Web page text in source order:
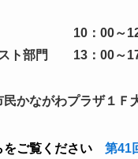
門 10：00～
スト部門 13：00～
がわプラザ１Ｆ大
をご覧ください 第41